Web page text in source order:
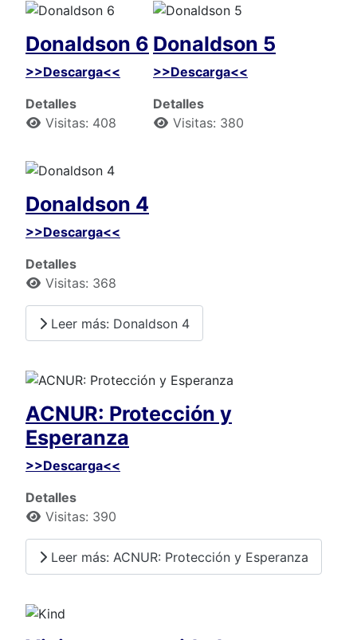
Donaldson 6
>>Descarga<<
Detalles
Visitas: 408
Donaldson 5
>>Descarga<<
Detalles
Visitas: 380
Donaldson 4
>>Descarga<<
Detalles
Visitas: 368
Leer más: Donaldson 4
ACNUR: Protección y
Esperanza
>>Descarga<<
Detalles
Visitas: 390
Leer más: ACNUR: Protección y Esperanza